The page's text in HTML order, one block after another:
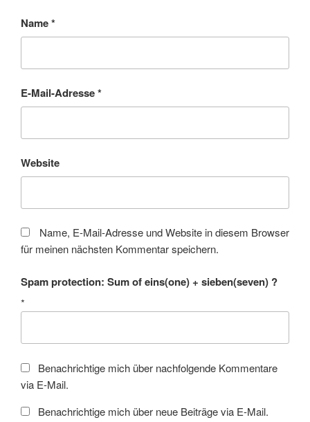
Name*
E-Mail-Adresse*
Website
Name, E-Mail-Adresse und Website in diesem Browser
für meinen nächsten Kommentar speichern.
Spam protection: Sum of eins(one) + sieben(seven) ?
*
Benachrichtige mich über nachfolgende Kommentare
via E-Mail.
Benachrichtige mich über neue Beiträge via E-Mail.